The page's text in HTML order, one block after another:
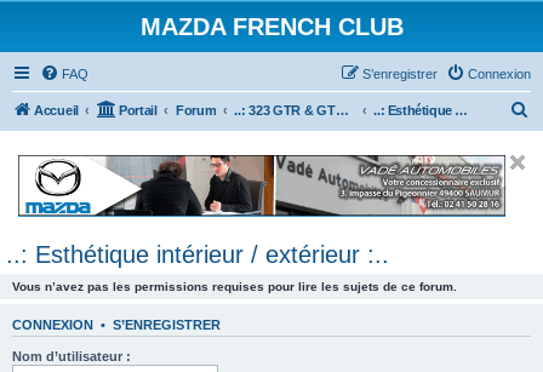
MAZDA FRENCH CLUB
FAQ Connexion
S’enregistrer
Accueil Portail Forum ..: 323 GTR & GTX :.. ..: Esthétique intérieur / extérieur :..
e
..: Esthétique intérieur / extérieur :..
Vous n’avez pas les permissions requises pour lire les sujets de ce forum.
CONNEXION • S’ENREGISTRER
Nom d’utilisateur :